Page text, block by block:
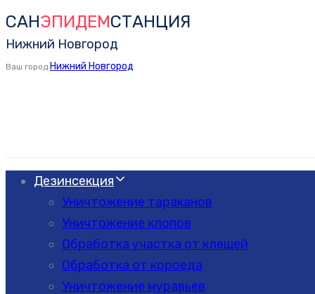
Skip
links
Skip
to
primary
САНЭПИДЕМСТАНЦИЯ
Нижний Новгород
Ваш город Нижний Новгород
Дезинсекция
Уничтожение тараканов
Уничтожение клопов
Обработка участка от клещей
Обработка от короеда
Уничтожение муравьев